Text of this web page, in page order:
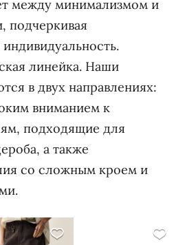
между минимализмом и
подчеркивая
линейка. Наши
в двух направлениях:
вниманием к
подходящие для
а также
со сложным кроем и